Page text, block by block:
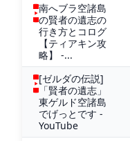
南へブラ空諸島
の賢者の遺志の
行き方とコログ
【ティアキン攻
略】 -...
[ゼルダの伝説]
「賢者の遺志」
東ゲルド空諸島
でげっとです -
YouTube